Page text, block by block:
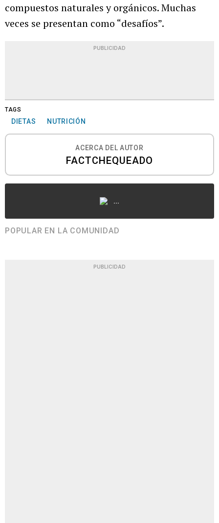
compuestos naturales y orgánicos. Muchas
veces se presentan como “desafíos”.
PUBLICIDAD
TAGS
DIETAS NUTRICIÓN
ACERCA DEL AUTOR
FACTCHEQUEADO
...
POPULAR EN LA COMUNIDAD
PUBLICIDAD